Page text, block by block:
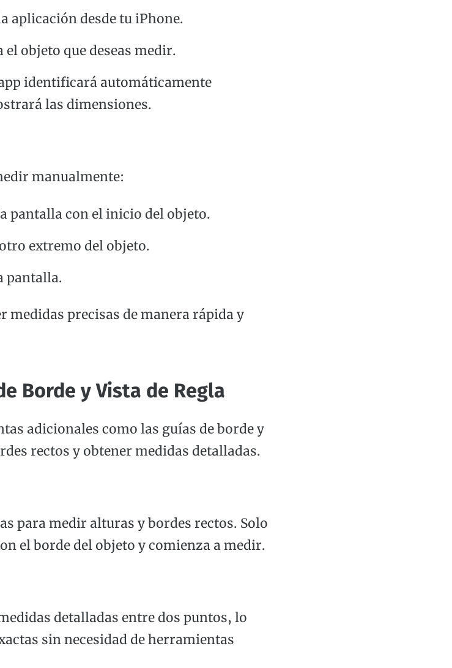
aplicación desde tu iPhone.
el objeto que deseas medir.
identificará automáticamente
las dimensiones.
manualmente:
pantalla con el inicio del objeto.
extremo del objeto.
pantalla.
medidas precisas de manera rápida y
Borde y Vista de Regla
adicionales como las guías de borde y
rectos y obtener medidas detalladas.
para medir alturas y bordes rectos. Solo
el borde del objeto y comienza a medir.
detalladas entre dos puntos, lo
sin necesidad de herramientas